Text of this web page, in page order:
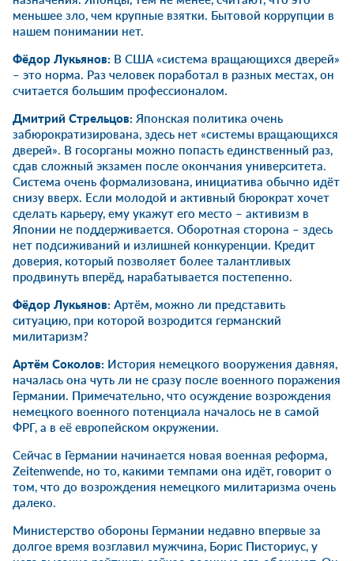
меньшее зло, чем крупные взятки. Бытовой коррупции в
нашем понимании нет.
Фёдор Лукьянов: В США «система вращающихся дверей»
– это норма. Раз человек поработал в разных местах, он
считается большим профессионалом.
Дмитрий Стрельцов: Японская политика очень
забюрократизирована, здесь нет «системы вращающихся
дверей». В госорганы можно попасть единственный раз,
сдав сложный экзамен после окончания университета.
Система очень формализована, инициатива обычно идёт
снизу вверх. Если молодой и активный бюрократ хочет
сделать карьеру, ему укажут его место – активизм в
Японии не поддерживается. Оборотная сторона – здесь
нет подсиживаний и излишней конкуренции. Кредит
доверия, который позволяет более талантливых
продвинуть вперёд, нарабатывается постепенно.
Фёдор Лукьянов: Артём, можно ли представить
ситуацию, при которой возродится германский
милитаризм?
Артём Соколов: История немецкого вооружения давняя,
началась она чуть ли не сразу после военного поражения
Германии. Примечательно, что осуждение возрождения
немецкого военного потенциала началось не в самой
ФРГ, а в её европейском окружении.
Сейчас в Германии начинается новая военная реформа,
Zeitenwende, но то, какими темпами она идёт, говорит о
том, что до возрождения немецкого милитаризма очень
далеко.
Министерство обороны Германии недавно впервые за
долгое время возглавил мужчина, Борис Писториус, у